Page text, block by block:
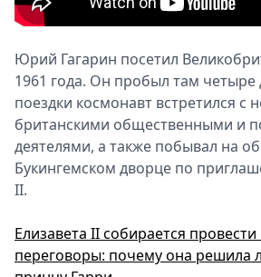
Юрий Гагарин посетил
1961 года. Он пробыл там четыре
поездки космонавт встретился с
британскими общественными и
деятелями, а также побывал на
Букингемском дворце по
II.
Елизавета II собирается
переговоры: почему она решила